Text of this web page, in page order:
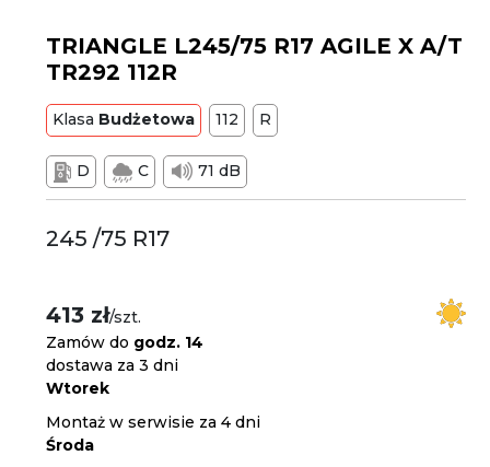
TRIANGLE L245/75 R17 AGILE X A/T
TR292 112R
Klasa Budżetowa 112 R
D C 71 dB
245 /75 R17
413 zł/szt.
Zamów do godz. 14
dostawa za 3 dni
Wtorek
Montaż w serwisie za 4 dni
Środa